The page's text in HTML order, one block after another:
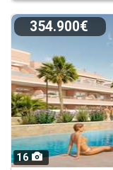
16
354.900€